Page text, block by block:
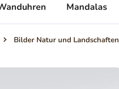
Mandalas
Bilder Natur und Landschaften